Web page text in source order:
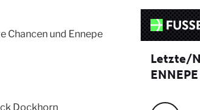
Chancen und Ennepe
Dockhorn